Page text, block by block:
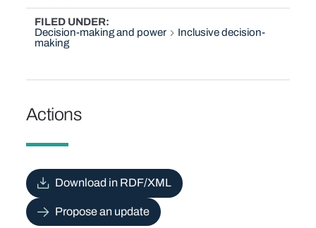
FILED UNDER
Decision-making and power
Inclusive decision-
making
Actions
Download in RDF/XML
Propose an update